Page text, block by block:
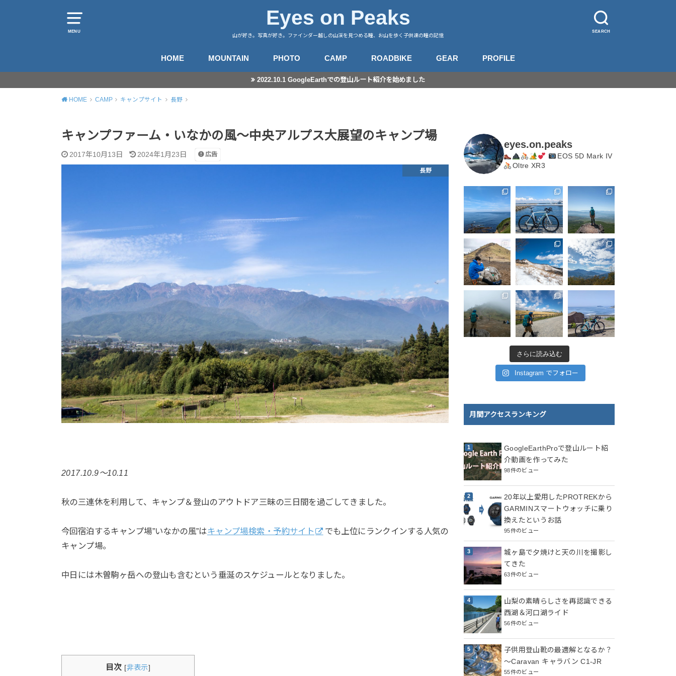
MENU SEARCH
Eyes on Peaks
山が好き。写真が好き。ファインダー越しの山渓を見つめる瞳、お山を歩く子供達の瞳の記憶
HOME MOUNTAIN
中央アルプス
南アルプス
八ヶ岳
谷川・武尊
赤城・榛名・荒船
四阿山
奥秩父
奥武蔵
高尾・陣馬
富士・御坂
丹沢
伊豆・愛鷹
箱根・湯河原
東海
房総・三浦
子連れ登山のこと
登山とITと
登山ギア
登山ギア(子供用)
PHOTO
カメラ
レンズ
星景撮影
日常スナップ
CAMP
キャンプサイト
ROADBIKE
ライドログ
GEAR PROFILE
2022.10.1 GoogleEarthでの登山ルート紹介を始めました
HOME CAMP キャンプサイト 長野
キャンプファーム・いなかの風～中央アルプス大展望のキャンプ場
2017年10月13日 2024年1月23日 広告
長野
2017.10.9～10.11
秋の三連休を利用して、キャンプ＆登山のアウトドア三昧の三日間を過ごしてきました。
今回宿泊するキャンプ場”いなかの風”はキャンプ場検索・予約サイト
でも上位にランクインする人気の
キャンプ場。
中日には木曽駒ヶ岳への登山も含むという垂涎のスケジュールとなりました。
目次 [非表示]
eyes.on.peaks
EOS 5D Mark IV
Oltre XR3
さらに読み込む
Instagram でフォロー
月間アクセスランキング
GoogleEarthProで登山ルート紹
介動画を作ってみた
98件のビュー
20年以上愛用したPROTREKから
GARMINスマートウォッチに乗り
換えたというお話
95件のビュー
城ヶ島で夕焼けと天の川を撮影し
てきた
63件のビュー
山梨の素晴らしさを再認識できる
西湖＆河口湖ライド
56件のビュー
子供用登山靴の最適解となるか？
～Caravan キャラバン C1-JR
55件のビュー